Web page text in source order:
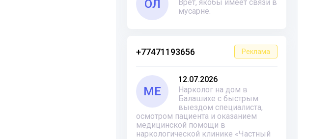
ОЛ
Врет, якобы имеет связи в
мусарне.
+77471193656 Реклама
ME
12.07.2026
Нарколог на дом в
Балашихе с быстрым
выездом специалиста,
осмотром пациента и оказанием
медицинской помощи в
наркологической клинике «Частный